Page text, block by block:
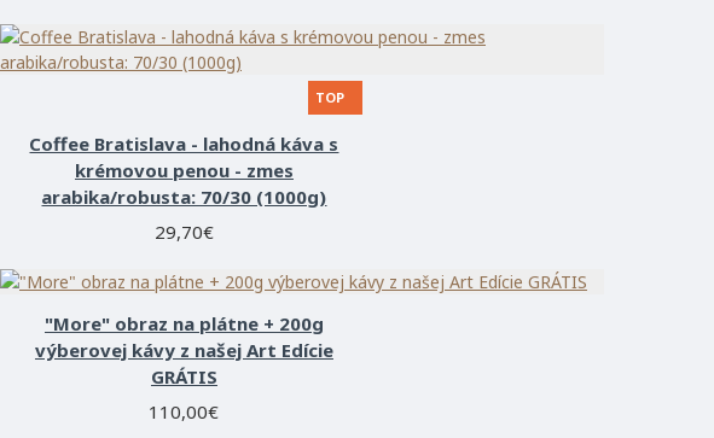
TOP
Coffee Bratislava - lahodná káva s
krémovou penou - zmes
arabika/robusta: 70/30 (1000g)
29,70€
"More" obraz na plátne + 200g
výberovej kávy z našej Art Edície
GRÁTIS
110,00€